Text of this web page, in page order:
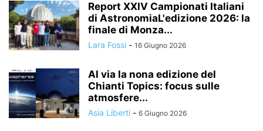
Report XXIV Campionati Italiani
di AstronomiaL'edizione 2026: la
finale di Monza...
Lara Fossi - 16 Giugno 2026
Al via la nona edizione del
Chianti Topics: focus sulle
atmosfere...
Asia Liberti - 6 Giugno 2026